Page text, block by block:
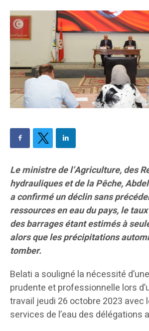
Le ministre de l’Agriculture, des
hydrauliques et de la Pêche,
a confirmé un déclin sans
ressources en eau du pays, le
des barrages étant estimés à
alors que les précipitations
tomber.
Belati a souligné la nécessité
prudente et professionnelle lors
travail jeudi 26 octobre 2023 avec
services de l’eau des délégations